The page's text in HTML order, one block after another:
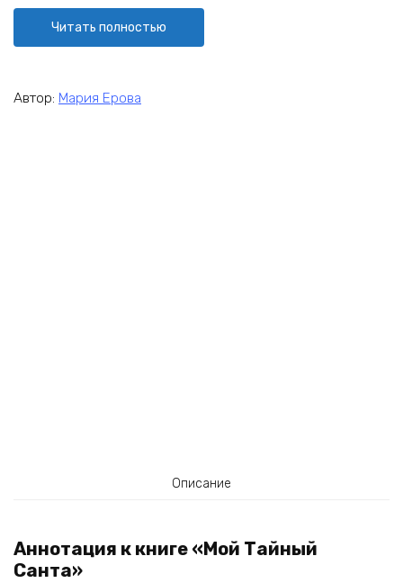
Читать полностью
Автор: Мария Ерова
Описание
Аннотация к книге «Мой Тайный
Санта»